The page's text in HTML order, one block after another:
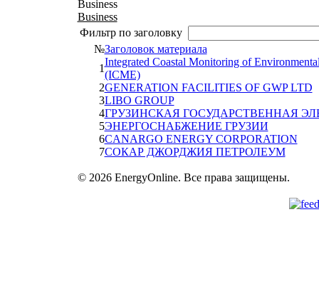
Business
Business
Фильтр по заголовку
№Заголовок материала
1
Integrated Coastal Monitoring of
(ICME)
2GENERATION FACILITIES OF GWP LTD
3LIBO GROUP
4ГРУЗИНСКАЯ ГОСУДАРСТВЕННАЯ
5ЭНЕРГОСНАБЖЕНИЕ ГРУЗИИ
6CANARGO ENERGY CORPORATION
7СОКАР ДЖОРДЖИЯ ПЕТРОЛЕУМ
© 2026 EnergyOnline. Все права защищены.